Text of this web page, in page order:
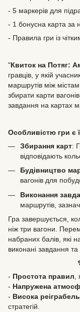
- 5 маркерів для
- 1 бонусна карта
- Правила гри із
"Квиток на Потяг:
гравців, у якій
маршрутів між
збирати карти
завдання на картах
Особливістю гри є
Збирання карт:
відповідають
Будівництво
вагонів для
Виконання
маршрутів,
Гра завершується,
ніж три вагони.
набраних балів, які
виконані завдання
- Простота правил
- Напружена
- Висока
стратегій.